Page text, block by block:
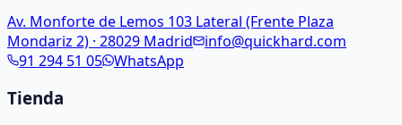
Av. Monforte de Lemos 103 Lateral (Frente Plaza
Mondariz 2) · 28029 Madrid
info@quickhard.com
91 294 51 05 WhatsApp
Tienda